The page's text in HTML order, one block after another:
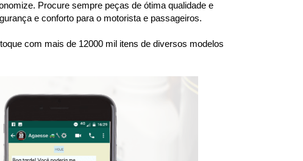
Procure sempre peças de ótima qualidade e
e conforto para o motorista e passageiros.
com mais de 12000 mil itens de diversos modelos